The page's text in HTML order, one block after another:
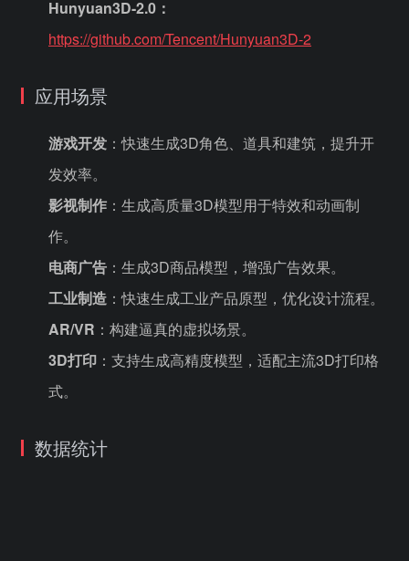
Hunyuan3D-2.0：
https://github.com/Tencent/Hunyuan3D-2
应用场景
游戏开发 ：快速生成3D角色、道具和建筑，提升开
发效率。
影视制作 ：生成高质量3D模型用于特效和动画制
作。
电商广告 ：生成3D商品模型，增强广告效果。
工业制造 ：快速生成工业产品原型，优化设计流程。
AR/VR ：构建逼真的虚拟场景。
3D打印 ：支持生成高精度模型，适配主流3D打印格
式。
数据统计